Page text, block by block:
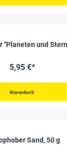
"Planeten und
5,95 €*
Warenkorb
Sand, 50 g